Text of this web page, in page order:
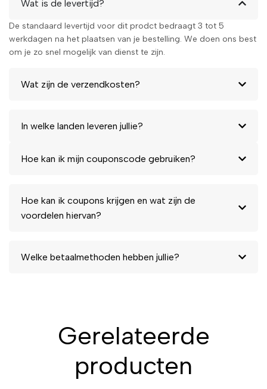
Wat is de levertijd?
De standaard levertijd voor dit prodct bedraagt 3 tot 5
werkdagen na het plaatsen van je bestelling. We doen ons best
om je zo snel mogelijk van dienst te zijn.
Wat zijn de verzendkosten?
In welke landen leveren jullie?
Hoe kan ik mijn couponscode gebruiken?
Hoe kan ik coupons krijgen en wat zijn de
voordelen hiervan?
Welke betaalmethoden hebben jullie?
Gerelateerde
producten